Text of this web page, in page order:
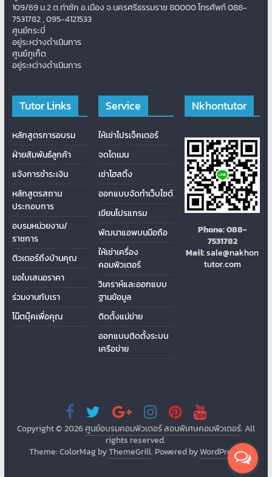
109/69 ม.2 ต.ท่าซัก อ.เมือง จ.นครศรีธรรมราช 80000 โทรศัพท์ 088-
7531782 , 095-4121533
ศูนย์กระบี่
อยู่ระหว่างดำเนินการ
ศูนย์ภูเก็ต
อยู่ระหว่างดำเนินการ
Tutor Links
หลักสูตรการอบรม
ฝ่ายสัมพันธ์ลูกค้า
แจ้งการชำระเงิน
หลักสูตรสถาน
ประกอบการ
อบรมหน่วยงาน/
ราชการ
ติวเตอร์ถึงบ้านคุณ
ขอใบเสนอราคา
ร่วมงานกับเรา
โน๊ตบุ๊คเพื่อคุณ
Service
ให้เช่าโปรเจ็คเตอร์
จดโดเมน
เช่าโฮสติ้ง
ออกแบบจัดทำเว็บไซต์
เขียนโปรแกรม
พัฒนาแอพบนมือถือ
ให้เช่าเครื่อง
คอมพิวเตอร์
วิเคราห์และออกแบบ
ฐานข้อมูล
ติดต้ังแม่ข่าย
ออกแบบติดตั้งระบบ
เครือข่าย
Nkhontutor
Phone:088-
7531782
Mail:sale@nakhon
tutor.com
Copyright © 2026ศูนย์อบรมคอมพิวเตอร์ สอนพิเศษคอมพิวเตอร์. All
rights reserved.
Theme: ColorMag byThemeGrill. Powered byWordPress.